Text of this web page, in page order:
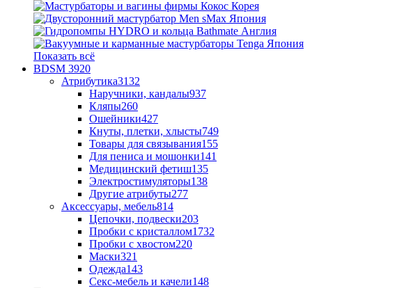
Показать всё
BDSM 3920
Атрибутика3132
Наручники, кандалы937
Кляпы260
Ошейники427
Кнуты, плетки, хлысты749
Товары для связывания155
Для пениса и мошонки141
Медицинский фетиш135
Электростимуляторы138
Другие атрибуты277
Аксессуары, мебель814
Цепочки, подвески203
Пробки с кристаллом1732
Пробки с хвостом220
Маски321
Одежда143
Секс-мебель и качели148